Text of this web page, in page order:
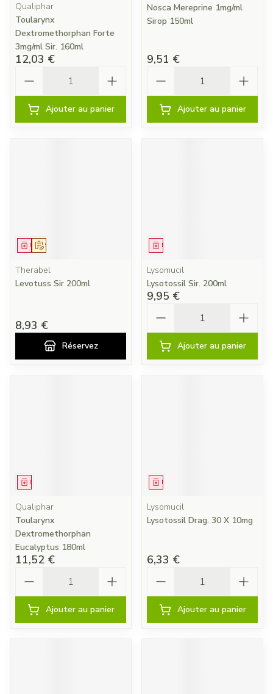
Qualiphar
Toularynx
Dextromethorphan Forte
3mg/ml Sir. 160ml
12,03 €
Ajouter au panier
Nosca Mereprine 1mg/ml
Sirop 150ml
9,51 €
Ajouter au panier
Sur prescription
Médicament
Therabel
Levotuss Sir 200ml
8,93 €
Réservez
Médicament
Lysomucil
Lysotossil Sir. 200ml
9,95 €
Ajouter au panier
Médicament
Qualiphar
Toularynx
Dextromethorphan
Eucalyptus 180ml
11,52 €
Ajouter au panier
Médicament
Lysomucil
Lysotossil Drag. 30 X 10mg
6,33 €
Ajouter au panier